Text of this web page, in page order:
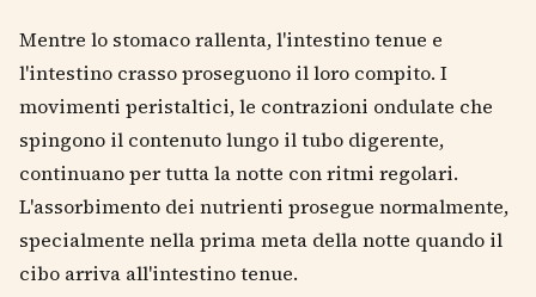
Mentre lo stomaco rallenta, l'intestino tenue e
l'intestino crasso proseguono il loro compito. I
movimenti peristaltici, le contrazioni ondulate che
spingono il contenuto lungo il tubo digerente,
continuano per tutta la notte con ritmi regolari.
L'assorbimento dei nutrienti prosegue normalmente,
specialmente nella prima meta della notte quando il
cibo arriva all'intestino tenue.